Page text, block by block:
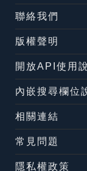
聯絡我們
版權聲明
開放API使用
內嵌搜尋欄位
相關連結
常見問題
隱私權政策